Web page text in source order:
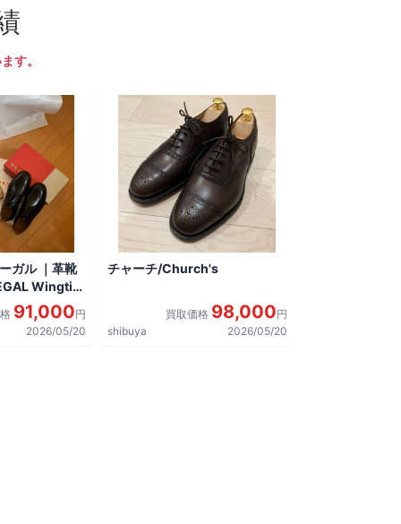
す。
ガル ｜革靴
Wingtip
した。
91,000円
2026/05/20
チャーチ/Church's
買取価格 98,000円
shibuya
2026/05/20